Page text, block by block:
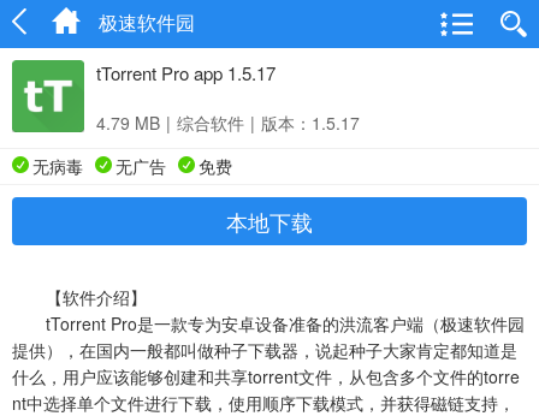
极速软件园
tTorrent Pro app 1.5.17
4.79 MB | 综合软件 | 版本：1.5.17
无病毒
无广告 免费
本地下载
【软件介绍】
tTorrent Pro是一款专为安卓设备准备的洪流客户端（极速软件园
提供），在国内一般都叫做种子下载器，说起种子大家肯定都知道是
什么，用户应该能够创建和共享torrent文件，从包含多个文件的torre
nt中选择单个文件进行下载，使用顺序下载模式，并获得磁链支持，